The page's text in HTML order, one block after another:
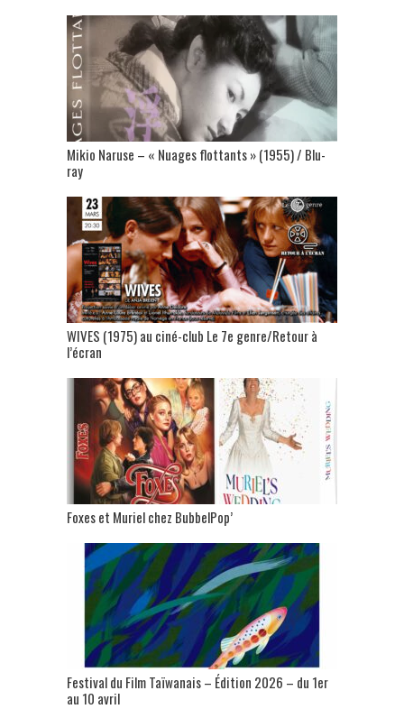
Mikio Naruse – « Nuages flottants » (1955) / Blu-
ray
WIVES (1975) au ciné-club Le 7e genre/Retour à
l’écran
Foxes et Muriel chez BubbelPop’
Festival du Film Taïwanais – Édition 2026 – du 1er
au 10 avril